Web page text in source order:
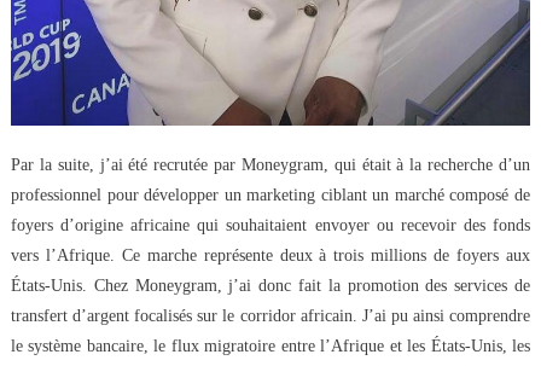
Par la suite, j’ai été recrutée par Moneygram, qui était à la recherche d’un
professionnel pour développer un marketing ciblant un marché composé de
foyers d’origine africaine qui souhaitaient envoyer ou recevoir des fonds
vers l’Afrique. Ce marche représente deux à trois millions de foyers aux
États-Unis. Chez Moneygram, j’ai donc fait la promotion des services de
transfert d’argent focalisés sur le corridor africain. J’ai pu ainsi comprendre
le système bancaire, le flux migratoire entre l’Afrique et les États-Unis, les